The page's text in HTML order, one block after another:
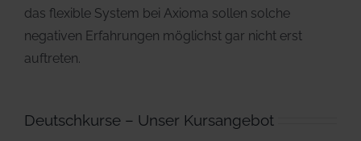
das flexible System bei Axioma sollen solche
negativen Erfahrungen möglichst gar nicht erst
auftreten.
Deutschkurse – Unser Kursangebot